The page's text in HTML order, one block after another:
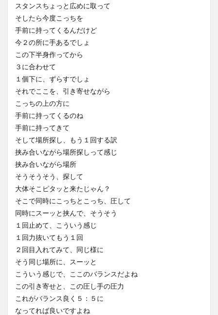
スタンスちょっと広めに取って
そしたら今度こっちを
手前に持ってくるんだけど
今２の所に手あるでしょ
この下半身作ってから
３に合わせて
１個下に、ずらすでしょ
それでここを、引き寄せながら
こっちの上の方に
手前に持ってくるのね
手前に持ってきて
そして場所探し、もう１回する訳
挟み合いながら場所探しって感じ
挟み合いながら場所
そうそうそう、探して
大体そこピタッと来たじゃん？
そこで同時にこっちとこっち、圧して
同時にスーッと挟んで、そうそう
１回止めて、こういう感じ
１回力抜いてもう１回
２回目入れてみて、同じ様に
そう同じ場所に、スーッと
こういう感じで、ここのバランスだよね
この引き寄せと、この圧し手の圧力
これがバランス良く５：５に
なってれば良いですよね